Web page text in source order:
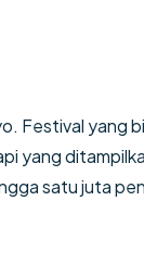
Festival yang
yang
satu juta